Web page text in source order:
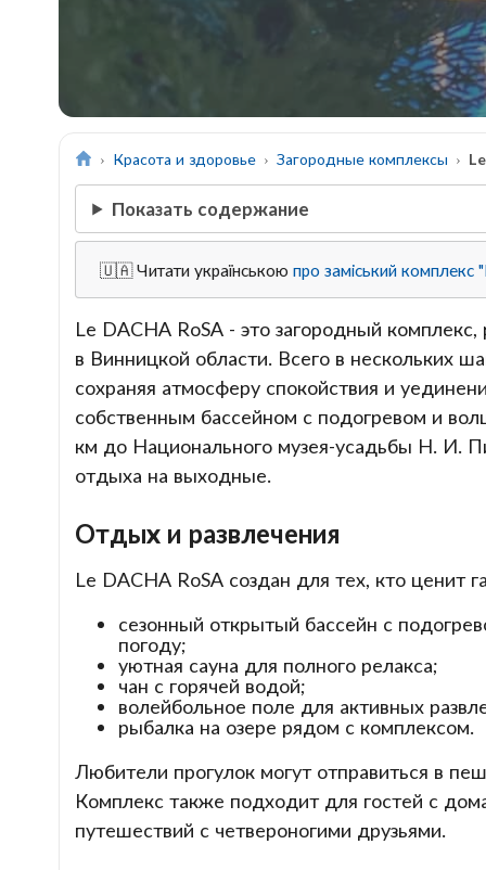
Красота и здоровье Загородные комплексы
Показать содержание
🇺🇦 Читати українською про заміський комплекс
Le DACHA RoSA - это загородный
в Винницкой области. Всего в нескольких
сохраняя атмосферу спокойствия и
собственным бассейном с подогревом и
км до Национального музея-усадьбы Н. И.
отдыха на выходные.
Отдых и развлечения
Le DACHA RoSA создан для тех, кто ценит
сезонный открытый бассейн с
погоду;
уютная сауна для полного релакса;
чан с горячей водой;
волейбольное поле для активных
рыбалка на озере рядом с комплексом.
Любители прогулок могут отправиться в
Комплекс также подходит для гостей с
путешествий с четвероногими друзьями.